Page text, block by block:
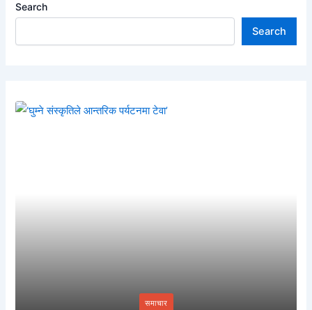
Search
Search
समाचार